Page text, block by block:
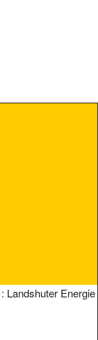
: Landshuter Energie